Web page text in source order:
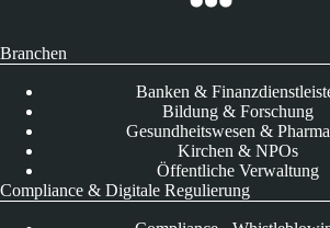
Branchen
Banken &
Bildung & Forschung
Gesundheitswesen &
Kirchen & NPOs
Öffentliche Verwaltung
Compliance & Digitale Regulierung